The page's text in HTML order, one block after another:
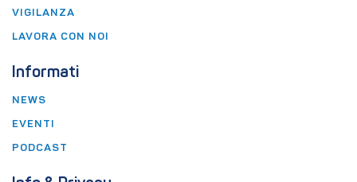
VIGILANZA
LAVORA CON NOI
Informati
NEWS
EVENTI
PODCAST